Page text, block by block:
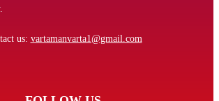
us: vartamanvarta1@gmail.com